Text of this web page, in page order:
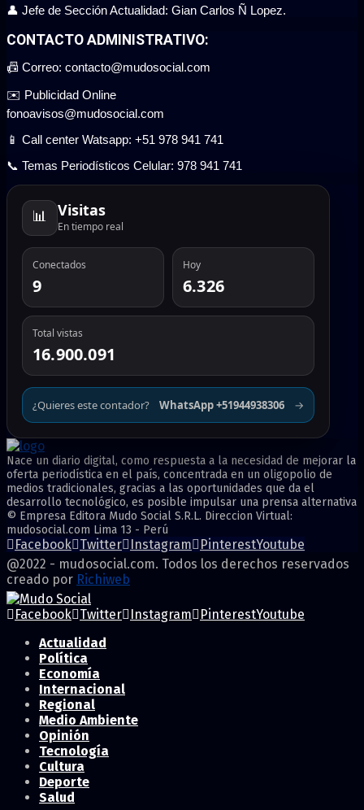
👤 Jefe de Sección Actualidad: Gian Carlos Ñ Lopez.
CONTACTO ADMINISTRATIVO:
📠 Correo: contacto@mudosocial.com
✉️ Publicidad Online
fonoavisos@mudosocial.com
📱 Call center Watsapp: +51 978 941 741
📞 Temas Periodísticos Celular: 978 941 741
📊 Visitas
En tiempo real
Conectados
9
Hoy
6.326
Total vistas
16.900.091
¿Quieres este contador? WhatsApp +51944938306 →
Nace un diario digital, como respuesta a la necesidad de mejorar la
oferta periodística en el país, concentrada en un oligopolio de
medios tradicionales, gracias a las oportunidades que da el
desarrollo tecnológico, es posible impulsar una prensa alternativa
© Empresa Editora Mudo Social S.R.L. Direccion Virtual:
mudosocial.com Lima 13 - Perú
Facebook Twitter Instagram PinterestYoutube
@2022 - mudosocial.com. Todos los derechos reservados
creado por Richiweb
Facebook Twitter Instagram PinterestYoutube
Actualidad
Política
Economía
Internacional
Regional
Medio Ambiente
Opinión
Tecnología
Cultura
Deporte
Salud